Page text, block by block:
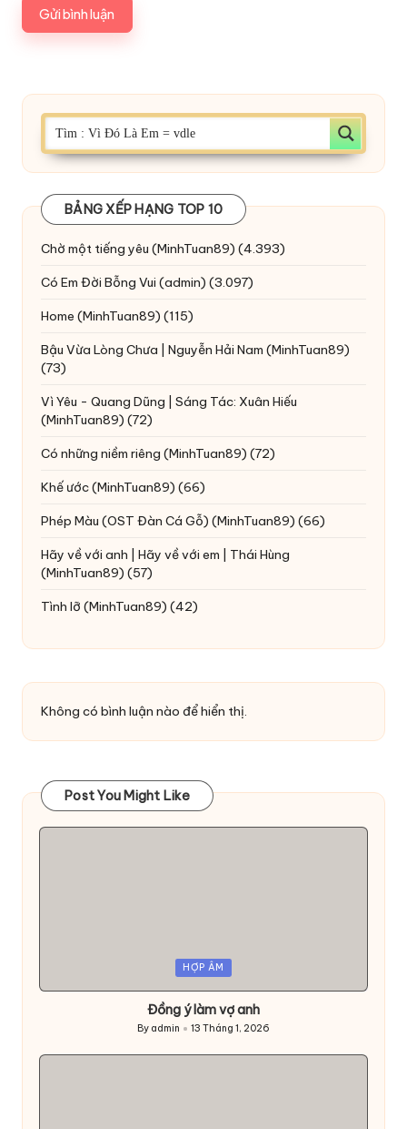
BẢNG XẾP HẠNG TOP 10
Chờ một tiếng yêu (MinhTuan89) (4.393)
Có Em Đời Bỗng Vui (admin) (3.097)
Home (MinhTuan89) (115)
Bậu Vừa Lòng Chưa | Nguyễn Hải Nam (MinhTuan89)
(73)
Vì Yêu - Quang Dũng | Sáng Tác: Xuân Hiếu
(MinhTuan89) (72)
Có những niềm riêng (MinhTuan89) (72)
Khế ước(MinhTuan89) (66)
Phép Màu (OST Đàn Cá Gỗ) (MinhTuan89) (66)
Hãy về với anh | Hãy về với em | Thái Hùng
(MinhTuan89) (57)
Tình lỡ (MinhTuan89) (42)
Không có bình luận nào để hiển thị.
Post You Might Like
HỢP ÂM
Đồng ý làm vợ anh
Posted
by
By admin 13 Tháng 1, 2026